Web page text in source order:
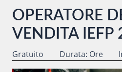
OPERATORE
VENDITA
Gratuito Durata: Ore